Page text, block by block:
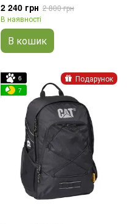
2 240 грн 2 800 грн
В наявності
В кошик
Подарунок
6
7